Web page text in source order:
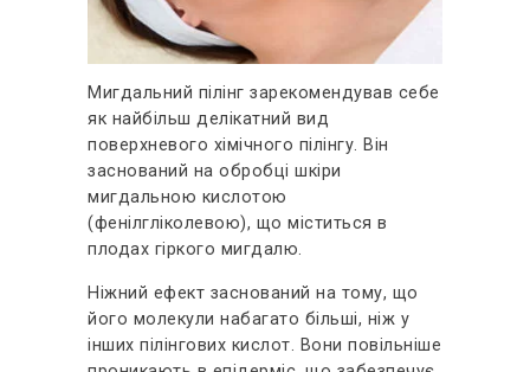
Мигдальний пілінг зарекомендував себе
як найбільш делікатний вид
поверхневого хімічного пілінгу. Він
заснований на обробці шкіри
мигдальною кислотою
(фенілгліколевою), що міститься в
плодах гіркого мигдалю.
Ніжний ефект заснований на тому, що
його молекули набагато більші, ніж у
інших пілінгових кислот. Вони повільніше